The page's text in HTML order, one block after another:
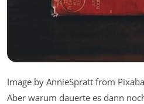
Image by AnnieSpratt from
Aber warum dauerte es dann